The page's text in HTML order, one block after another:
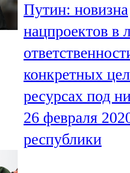
107,8 FM
Теләче
106,1 FM
Түбән Кама
102,6 FM
Чирмешән
107,7 FM
Путин: новизна
нацпроектов в
конкретных
ресурсах под
26 февраля
республики